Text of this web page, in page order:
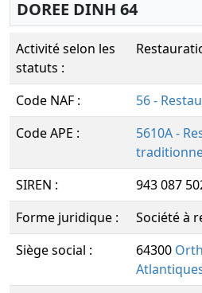
DOREE DINH 64
Activité selon les
statuts :
Code NAF :
56 -
Code APE :
5610A -
SIREN :
943 087
Forme juridique :
Société à
Siège social :
64300